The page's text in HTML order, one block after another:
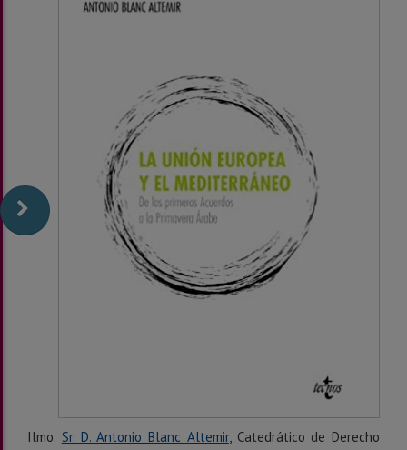
Ilmo. Sr. D. Antonio Blanc Altemir, Catedrático de Derecho